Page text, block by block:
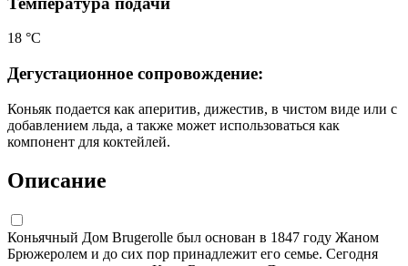
18 °С
Дегустационное сопровождение:
Коньяк подается как аперитив, дижестив, в чистом виде или с
добавлением льда, а также может использоваться как
компонент для коктейлей.
Описание
Коньячный Дом Brugerolle был основан в 1847 году Жаном
Брюжеролем и до сих пор принадлежит его семье. Сегодня